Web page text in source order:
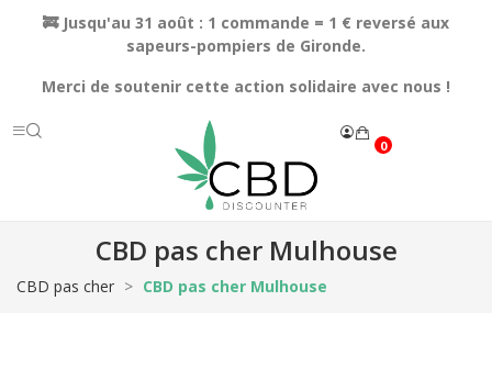
🚒 Jusqu'au 31 août : 1 commande = 1 € reversé aux
sapeurs-pompiers de Gironde.
Merci de soutenir cette action solidaire avec nous !
0
CBD pas cher Mulhouse
CBD pas cher CBD pas cher Mulhouse